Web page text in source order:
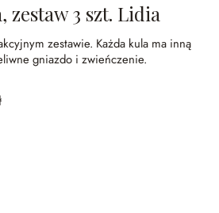
zestaw 3 szt. Lidia
zestawie. Każda kula ma inną
gniazdo i zwieńczenie.